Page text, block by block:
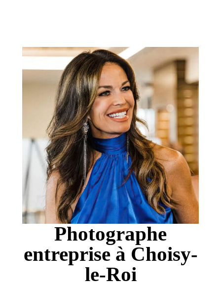
Photographe
entreprise à Choisy-
le-Roi